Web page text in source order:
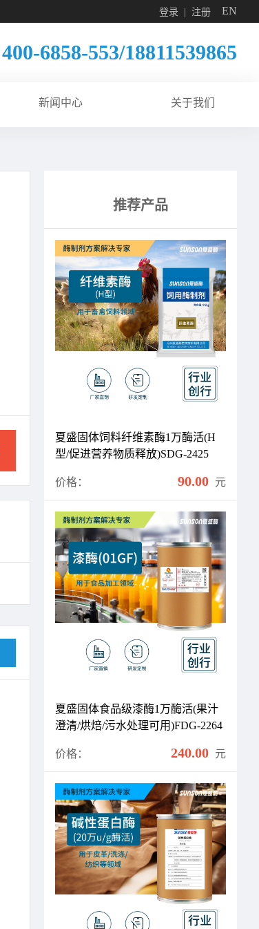
登录 注册 EN
400-6858-553/18811539865
新闻中心 关于我们
推荐产品
夏盛固体饲料纤维素酶1万酶活(H
型/促进营养物质释放)SDG-2425
价格： 90.00 元
夏盛固体食品级漆酶1万酶活(果汁
澄清/烘焙/污水处理可用)FDG-2264
价格： 240.00 元